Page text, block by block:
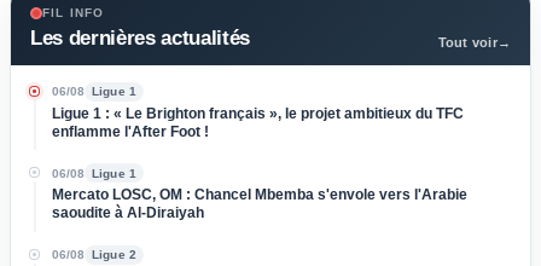
FIL INFO
Les dernières actualités Tout voir→
06/08 Ligue 1
Ligue 1 : « Le Brighton français », le projet ambitieux du TFC
enflamme l'After Foot !
06/08 Ligue 1
Mercato LOSC, OM : Chancel Mbemba s'envole vers l'Arabie
saoudite à Al-Diraiyah
06/08 Ligue 2